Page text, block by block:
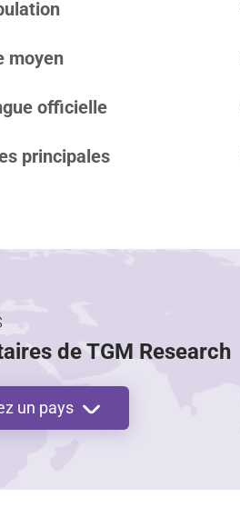
moyen
officielle
principales
de TGM Research
un pays